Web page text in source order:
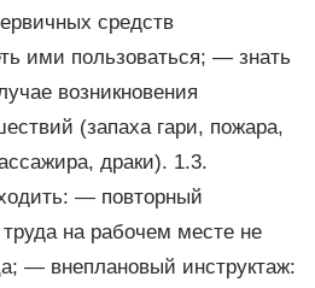
средств
ими пользоваться; — знать
возникновения
(запаха гари, пожара,
драки). 1.3.
— повторный
на рабочем месте не
— внеплановый инструктаж: